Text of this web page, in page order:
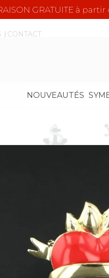
GRATUITE à partir
CONTACT
NOUVEAUTÉS